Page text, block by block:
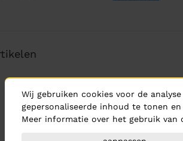
Wij gebruiken cookies voor de
gepersonaliseerde inhoud te tonen
Meer informatie over het gebruik van